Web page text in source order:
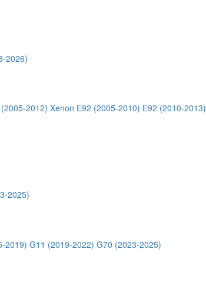
2026)
2012) Xenon E92 (2005-2010) E92 (2010-2013)
2025)
2019) G11 (2019-2022) G70 (2023-2025)